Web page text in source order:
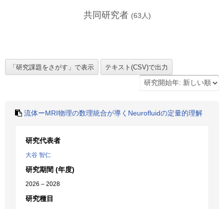
共同研究者 (63 人)
流体ーMRI物理の数理統合が導くNeurofluidの定量的理解
研究代表者
大谷 智仁
研究期間 (年度)
2026 – 2028
研究種目